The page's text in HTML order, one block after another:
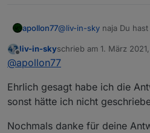
apollon77@liv-in-sky naja Du
Aber gern nochmal
ende nur zwei neue
Rest ist ausschliesslich
Ich sehe das Risiko das
mega low ...
Die 5.0.0 zeigt in dem
Offline
liv-in-skyschrieb am 1. März
zuletzt editiert von
@apollon77
Ehrlich gesagt habe ich die
sonst hätte ich nicht
Nochmals danke für deine